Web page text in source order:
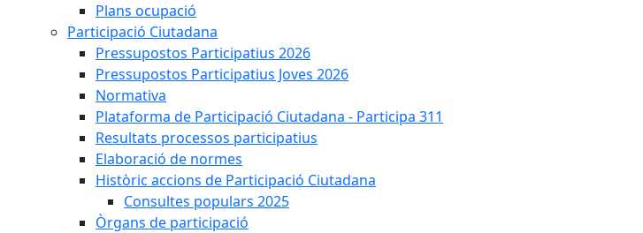
Plans ocupació
Participació Ciutadana
Pressupostos Participatius 2026
Pressupostos Participatius Joves 2026
Normativa
Plataforma de Participació Ciutadana - Participa 311
Resultats processos participatius
Elaboració de normes
Històric accions de Participació Ciutadana
Consultes populars 2025
Òrgans de participació